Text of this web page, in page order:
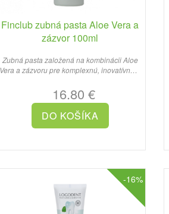
Finclub zubná pasta Aloe Vera a
zázvor 100ml
Zubná pasta založená na kombinácii Aloe
Vera a zázvoru pre komplexnú, inovatívnu a
16.80 €
-16%